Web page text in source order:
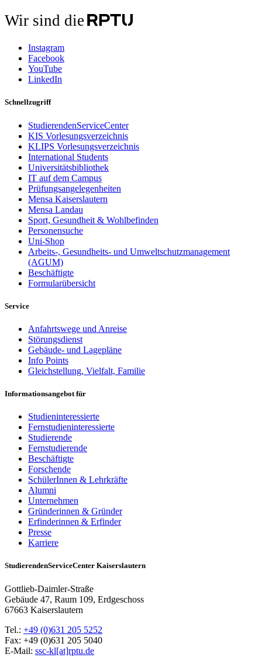
Wir sind die
Instagram
Facebook
YouTube
LinkedIn
Schnellzugriff
StudierendenServiceCenter
KIS Vorlesungsverzeichnis
KLIPS Vorlesungsverzeichnis
International Students
Universitätsbibliothek
IT auf dem Campus
Prüfungsangelegenheiten
Mensa Kaiserslautern
Mensa Landau
Sport, Gesundheit & Wohlbefinden
Personensuche
Uni-Shop
Arbeits-, Gesundheits- und Umweltschutzmanagement
(AGUM)
Beschäftigte
Formularübersicht
Service
Anfahrtswege und Anreise
Störungsdienst
Gebäude- und Lagepläne
Info Points
Gleichstellung, Vielfalt, Familie
Informationsangebot für
Studieninteressierte
Fernstudieninteressierte
Studierende
Fernstudierende
Beschäftigte
Forschende
SchülerInnen & Lehrkräfte
Alumni
Unternehmen
Gründerinnen & Gründer
Erfinderinnen & Erfinder
Presse
Karriere
StudierendenServiceCenter Kaiserslautern
Gottlieb-Daimler-Straße
Gebäude 47, Raum 109, Erdgeschoss
67663 Kaiserslautern
Tel.: +49 (0)631 205 5252
Fax: +49 (0)631 205 5040
E-Mail: ssc-kl[at]rptu.de